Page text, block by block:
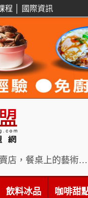
程 國際資訊
【冰封仙果】雪花冰專賣店，餐桌上的藝術饗宴
飲料冰品 咖啡甜